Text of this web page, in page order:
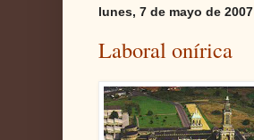
lunes, 7 de mayo de 2007
Laboral onírica